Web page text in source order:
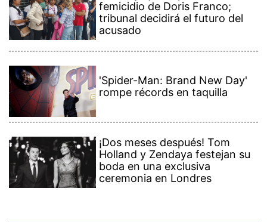
femicidio de Doris Franco;
tribunal decidirá el futuro del
acusado
'Spider-Man: Brand New Day'
rompe récords en taquilla
¡Dos meses después! Tom
Holland y Zendaya festejan su
boda en una exclusiva
ceremonia en Londres